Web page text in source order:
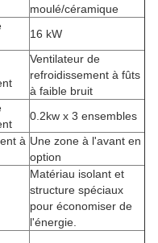
moulé/céramique
16 kW
Ventilateur de
refroidissement à fûts
à faible bruit
0.2kw x 3 ensembles
à Une zone à l'avant en
option
Matériau isolant et
structure spéciaux
pour économiser de
l'énergie.